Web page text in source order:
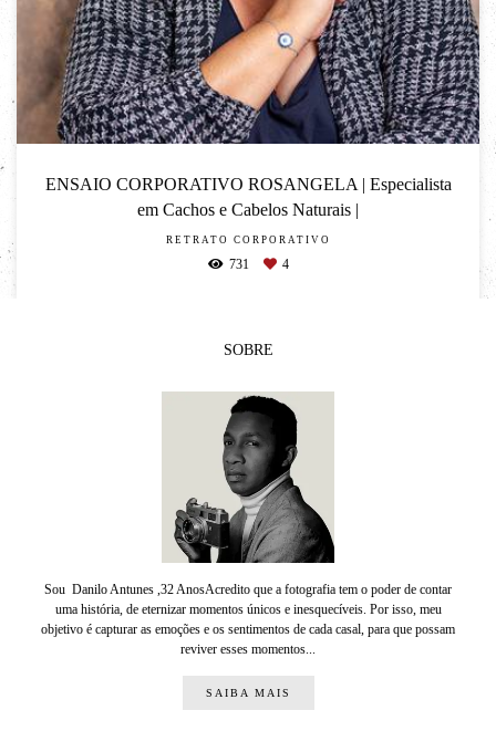
ENSAIO CORPORATIVO ROSANGELA | Especialista
em Cachos e Cabelos Naturais |
RETRATO CORPORATIVO
731 4
SOBRE
Sou Danilo Antunes ,32 AnosAcredito que a fotografia tem o poder de contar
uma história, de eternizar momentos únicos e inesquecíveis. Por isso, meu
objetivo é capturar as emoções e os sentimentos de cada casal, para que possam
reviver esses momentos...
SAIBA MAIS